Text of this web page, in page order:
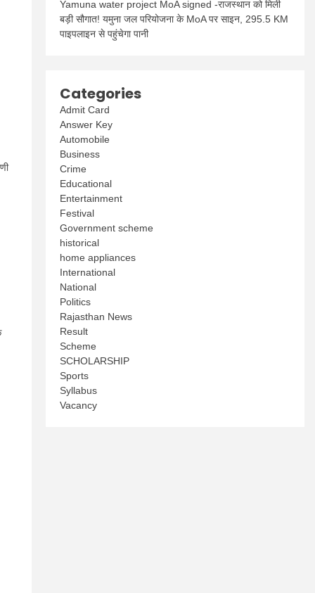
Yamuna water project MoA signed -राजस्थान को मिली
बड़ी सौगात! यमुना जल परियोजना के MoA पर साइन, 295.5 KM
पाइपलाइन से पहुंचेगा पानी
Categories
Admit Card
Answer Key
Automobile
Business
Crime
Educational
Entertainment
Festival
Government scheme
historical
home appliances
International
National
Politics
Rajasthan News
Result
Scheme
SCHOLARSHIP
Sports
Syllabus
Vacancy